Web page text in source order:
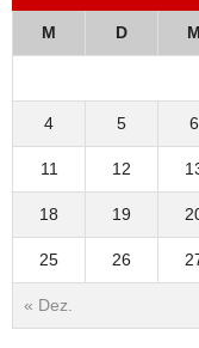
M D M
« Dez.
4 5 6
11 12
18 19
25 26